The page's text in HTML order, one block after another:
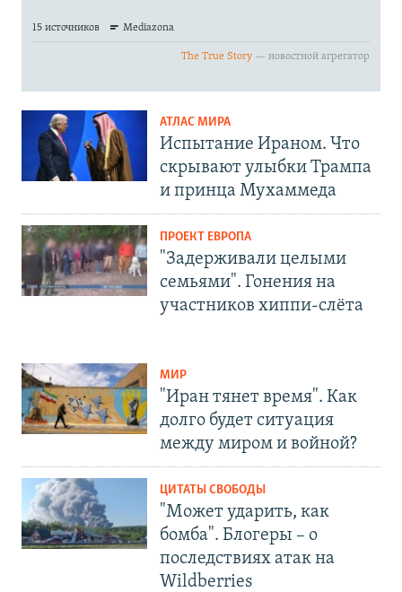
АТЛАС МИРА
Испытание Ираном. Что
скрывают улыбки Трампа
и принца Мухаммеда
ПРОЕКТ ЕВРОПА
"Задерживали целыми
семьями". Гонения на
участников хиппи-слёта
МИР
"Иран тянет время". Как
долго будет ситуация
между миром и войной?
ЦИТАТЫ СВОБОДЫ
"Может ударить, как
бомба". Блогеры – о
последствиях атак на
Wildberries